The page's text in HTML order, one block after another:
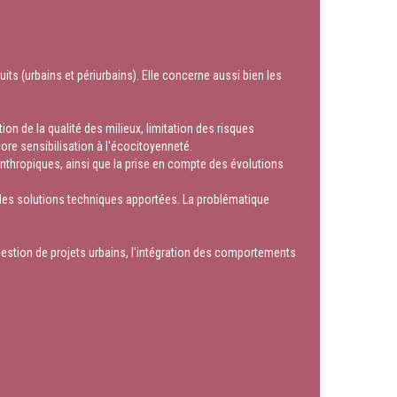
(urbains et périurbains). Elle concerne aussi bien les
de la qualité des milieux, limitation des risques
sensibilisation à l'écocitoyenneté.
ainsi que la prise en compte des évolutions
solutions techniques apportées. La problématique
de projets urbains, l'intégration des comportements